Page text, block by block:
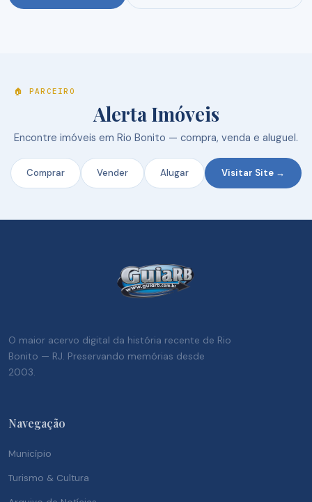
🏠 PARCEIRO
Alerta Imóveis
Encontre imóveis em Rio Bonito — compra, venda e aluguel.
Comprar Vender Alugar Visitar Site →
O maior acervo digital da história recente de Rio
Bonito — RJ. Preservando memórias desde
2003.
Navegação
Município
Turismo & Cultura